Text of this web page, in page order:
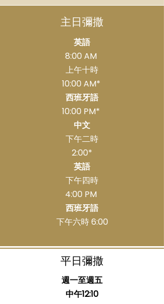
主日彌撒
英語
8:00 AM
上午十時
10:00 AM*
西班牙語
10:00 PM*
中文
下午二時
2:00*
英語
下午四時
4:00 PM
西班牙語
下午六時 6:00
平日彌撒
週一至週五
中午12:10